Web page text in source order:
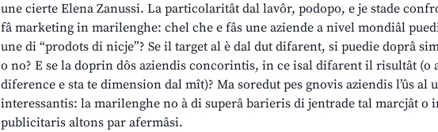
une cierte Elena Zanussi. La particolaritât dal lavôr, podopo, e je stade
fâ marketing in marilenghe: chel che e fâs une aziende a nivel mondiâl
une di “prodots di nicje”? Se il target al è dal dut difarent, si puedie doprâ
o no? E se la doprin dôs aziendis concorintis, in ce isal difarent il risultât (o
diference e sta te dimension dal mît)? Ma soredut pes gnovis aziendis l’ûs
interessantis: la marilenghe no à di superâ barieris di jentrade tal marcjât o
publicitaris altons par afermâsi.